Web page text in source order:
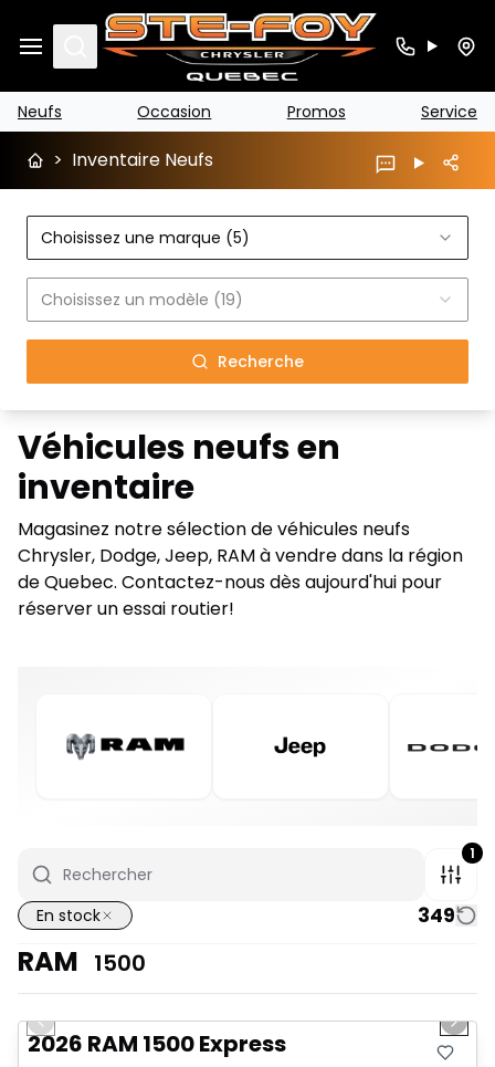
Search
Neufs Occasion Promos Service
> Inventaire Neufs
Choisissez une marque (5)
Choisissez un modèle (19)
Recherche
Véhicules neufs en
inventaire
Magasinez notre sélection de véhicules neufs
Chrysler, Dodge, Jeep, RAM à vendre dans la région
de Quebec. Contactez-nous dès aujourd'hui pour
réserver un essai routier!
1
En stock 349
RAM 1500
1/7
En stock
Previous slide Next
2026 RAM 1500 Express